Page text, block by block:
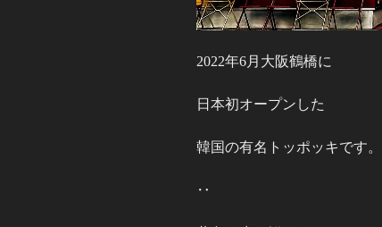
2022年6月大阪鶴橋に
日本初オープンした
韓国の有名トッポッキです。
‥